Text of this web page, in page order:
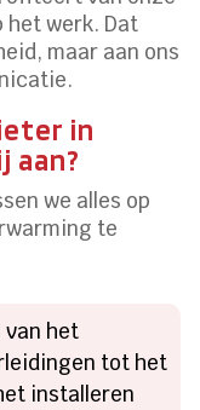
het werk. Dat
maar aan ons
in
aan?
we alles op
te
van het
tot het
installeren